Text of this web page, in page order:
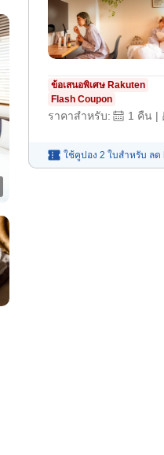
ข้อเสนอพิเศษ Rakuten
Flash Coupon
ราคาสำหรับ: 1 คืน |
ใช้คูปอง 2 ใบสำหรับ ลด